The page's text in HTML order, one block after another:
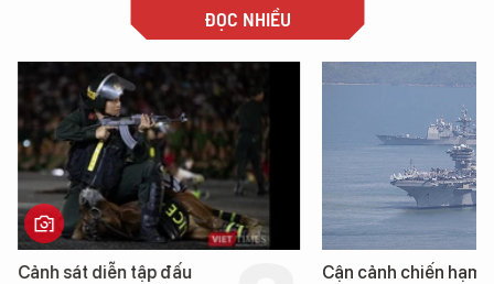
ĐỌC NHIỀU
Cảnh sát diễn tập đấu
Cận cảnh chiến hạm